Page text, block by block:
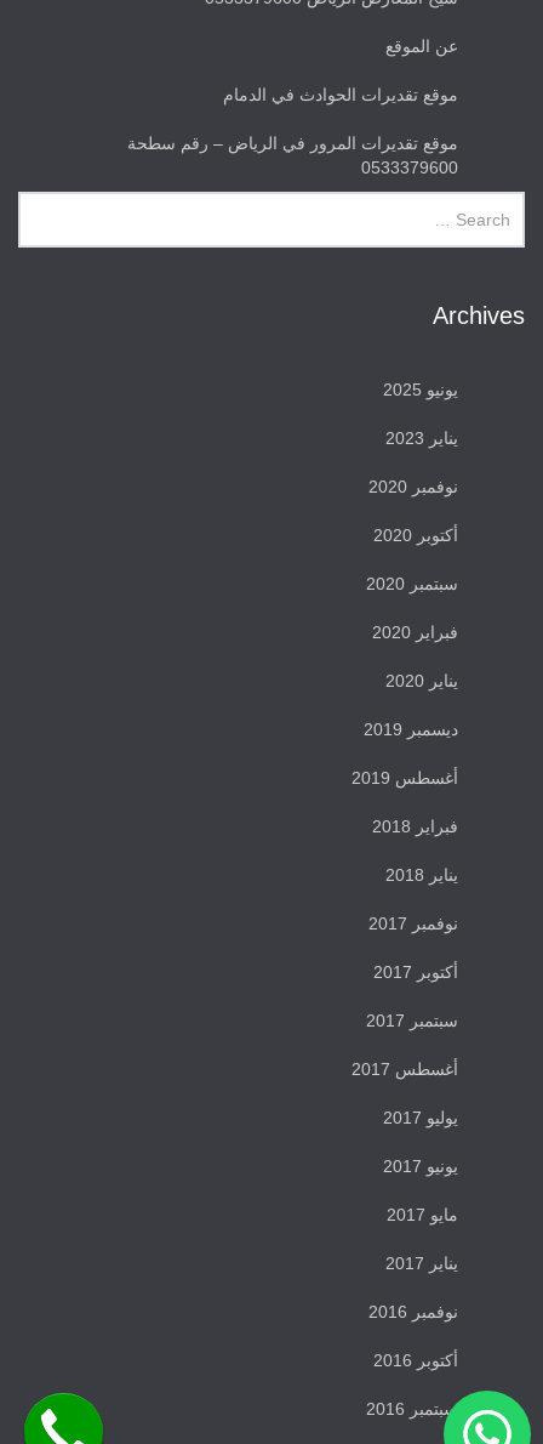
عن الموقع
موقع تقديرات الحوادث في الدمام
موقع تقديرات المرور في الرياض – رقم سطحة
0533379600
Archives
يونيو 2025
يناير 2023
نوفمبر 2020
أكتوبر 2020
سبتمبر 2020
فبراير 2020
يناير 2020
ديسمبر 2019
أغسطس 2019
فبراير 2018
يناير 2018
نوفمبر 2017
أكتوبر 2017
سبتمبر 2017
أغسطس 2017
يوليو 2017
يونيو 2017
مايو 2017
يناير 2017
نوفمبر 2016
أكتوبر 2016
سبتمبر 2016